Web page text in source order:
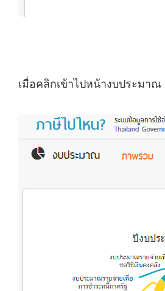
เมื่อคลิกเข้าไปหน้างบประมา